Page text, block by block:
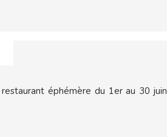
éphémère du 1er au 30 juin